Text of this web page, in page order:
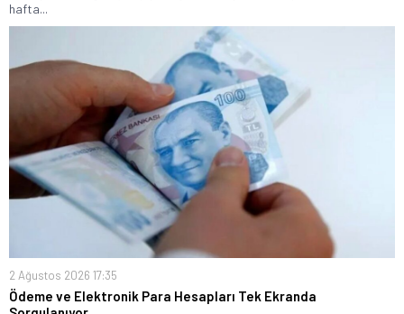
hafta...
2 Ağustos 2026 17:35
Ödeme ve Elektronik Para Hesapları Tek Ekranda